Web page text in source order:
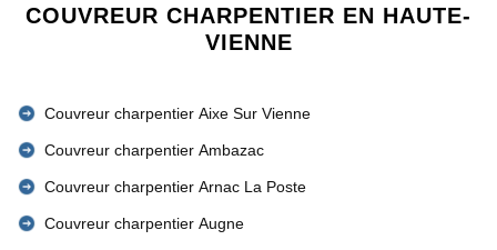
COUVREUR CHARPENTIER EN HAUTE-
VIENNE
Couvreur charpentier Aixe Sur Vienne
Couvreur charpentier Ambazac
Couvreur charpentier Arnac La Poste
Couvreur charpentier Augne